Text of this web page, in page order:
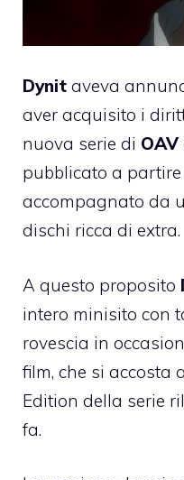
Dynit aveva
aver acquisito i
nuova serie di OAV
pubblicato a
accompagnato da
dischi ricca di extra.
A questo proposito
intero minisito con
rovescia in
film, che si accosta
Edition della serie
fa.